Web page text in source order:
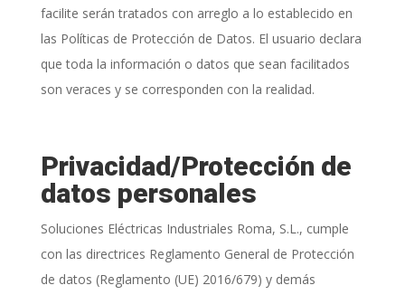
facilite serán tratados con arreglo a lo establecido en
las Políticas de Protección de Datos. El usuario declara
que toda la información o datos que sean facilitados
son veraces y se corresponden con la realidad.
Privacidad/Protección de
datos personales
Soluciones Eléctricas Industriales Roma, S.L., cumple
con las directrices Reglamento General de Protección
de datos (Reglamento (UE) 2016/679) y demás